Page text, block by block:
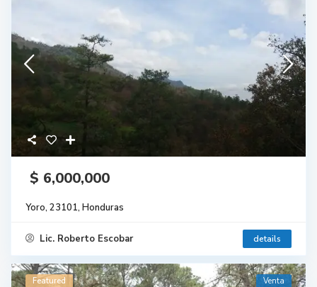
$ 6,000,000
Yoro, 23101, Honduras
Lic. Roberto Escobar details
Featured Venta